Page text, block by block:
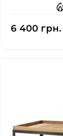
6 400 грн.